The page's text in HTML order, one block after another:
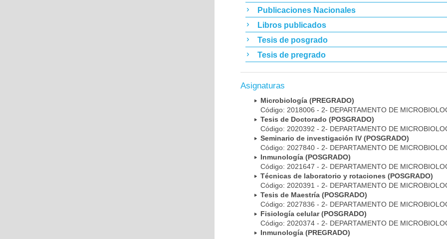
Publicaciones Nacionales
Libros publicados
Tesis de posgrado
Tesis de pregrado
Asignaturas
Microbiología (PREGRADO)
Código: 2018006 - 2- DEPARTAMENTO DE
Tesis de Doctorado (POSGRADO)
Código: 2020392 - 2- DEPARTAMENTO DE
Seminario de investigación IV (POSGRADO)
Código: 2027840 - 2- DEPARTAMENTO DE
Inmunología (POSGRADO)
Código: 2021647 - 2- DEPARTAMENTO DE
Técnicas de laboratorio y rotaciones (POSGRADO)
Código: 2020391 - 2- DEPARTAMENTO DE
Tesis de Maestría (POSGRADO)
Código: 2027836 - 2- DEPARTAMENTO DE
Fisiología celular (POSGRADO)
Código: 2020374 - 2- DEPARTAMENTO DE
Inmunología (PREGRADO)